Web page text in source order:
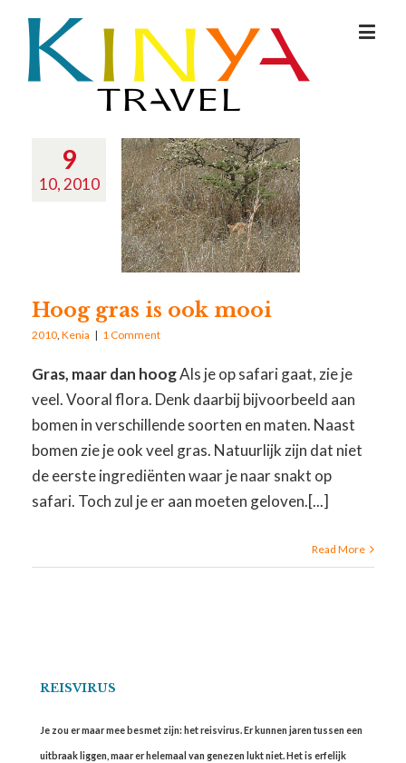
9
10, 2010
Hoog gras is ook mooi
2010 ,Kenia | 1 Comment
Gras, maar dan hoogAls je op safari gaat, zie je
veel. Vooral flora. Denk daarbij bijvoorbeeld aan
bomen in verschillende soorten en maten. Naast
bomen zie je ook veel gras. Natuurlijk zijn dat niet
de eerste ingrediënten waar je naar snakt op
safari. Toch zul je er aan moeten geloven.[...]
Read More
REISVIRUS
Je zou er maar mee besmet zijn: het reisvirus. Er kunnen jaren tussen een
uitbraak liggen, maar er helemaal van genezen lukt niet. Het is erfelijk